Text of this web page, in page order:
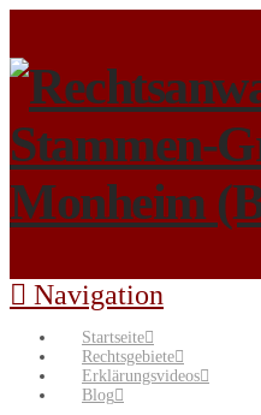
Navigation
Startseite
Rechtsgebiete
Erklärungsvideos
Blog